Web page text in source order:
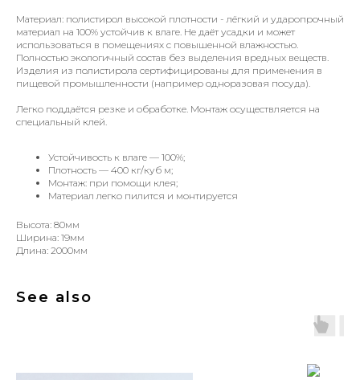
Материал: полистирол высокой плотности - лёгкий и ударопрочный
материал на 100% устойчив к влаге. Не даёт усадки и может
использоваться в помещениях с повышенной влажностью.
Полностью экологичный состав без выделения вредных веществ.
Изделия из полистирола сертифицированы для применения в
пищевой промышленности (например одноразовая посуда).
Легко поддаётся резке и обработке. Монтаж осуществляется на
специальный клей.
Устойчивость к влаге — 100%;
Плотность — 400 кг/куб м;
Монтаж: при помощи клея;
Материал легко пилится и монтируется
Высота: 80мм
Ширина: 19мм
Длина: 2000мм
See also